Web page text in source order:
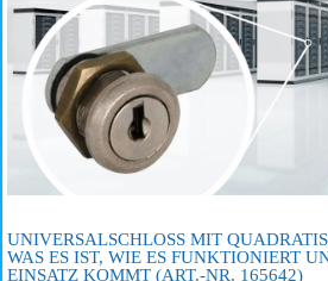
UNIVERSALSCHLOSS MIT
WAS ES IST, WIE ES FUNKTIONIERT
EINSATZ KOMMT (ART.-NR. 165642)